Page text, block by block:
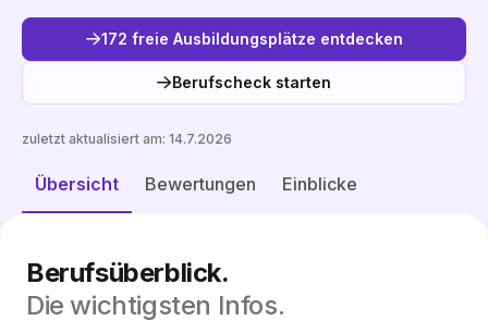
172 freie Ausbildungsplätze entdecken
Berufscheck starten
Übersicht Bewertungen Einblicke
zuletzt aktualisiert am: 14.7.2026
Freie Plätze entdecken
Berufsüberblick.
Die wichtigsten Infos.